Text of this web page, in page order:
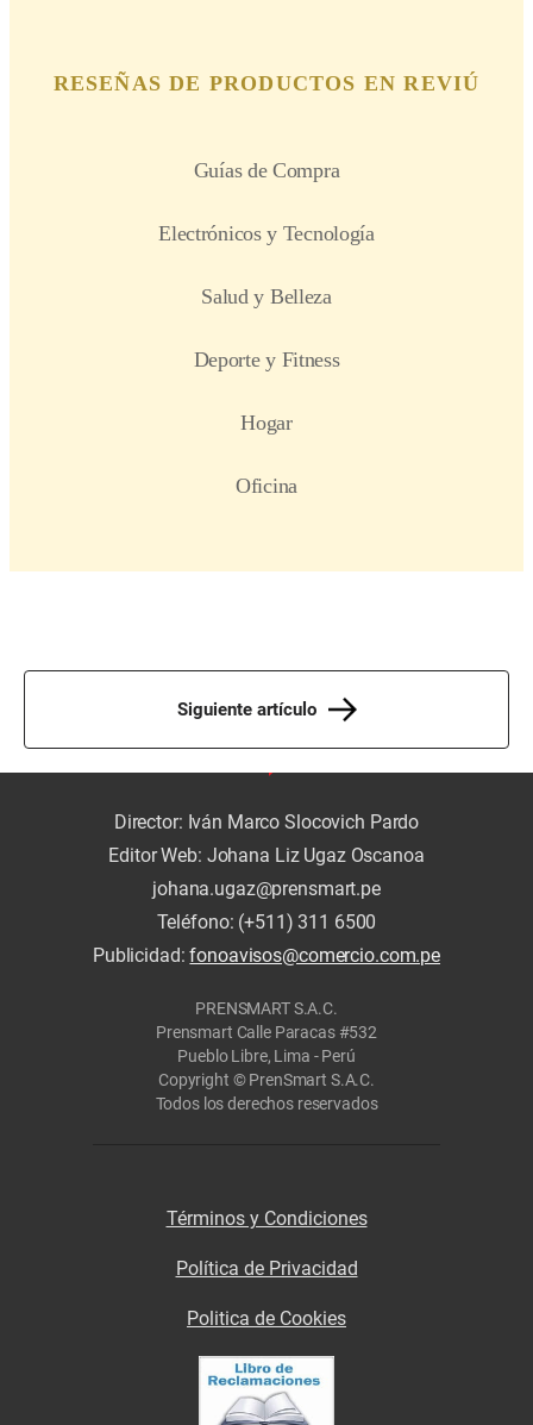
Siguiente artículo
Director: Iván Marco Slocovich Pardo
Editor Web: Johana Liz Ugaz Oscanoa
johana.ugaz@prensmart.pe
Teléfono: (+511) 311 6500
Publicidad:fonoavisos@comercio.com.pe
PRENSMART S.A.C.
Prensmart Calle Paracas #532
Pueblo Libre, Lima - Perú
Copyright © PrenSmart S.A.C.
Todos los derechos reservados
Términos y Condiciones
Política de Privacidad
Politica de Cookies